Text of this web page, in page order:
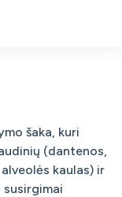
šaka, kuri
(dantenos,
kaulas) ir